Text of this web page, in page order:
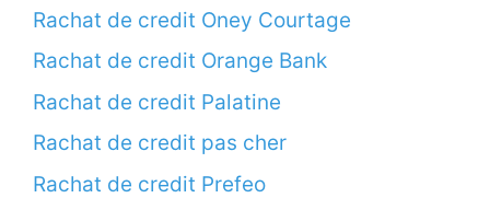
Rachat de credit Oney Courtage
Rachat de credit Orange Bank
Rachat de credit Palatine
Rachat de credit pas cher
Rachat de credit Prefeo